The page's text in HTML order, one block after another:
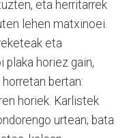
eta herritarrek
lehen matxinoei.
eta
plaka horiez gain,
bertan:
horiek. Karlistek
urtean; bata